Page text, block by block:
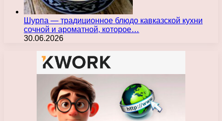
Шурпа — традиционное блюдо кавказской кухни
сочной и ароматной, которое…
30.06.2026